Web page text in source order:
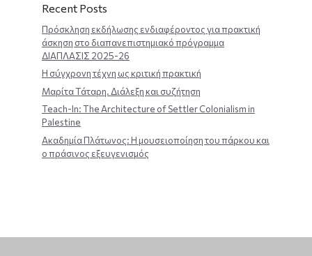
Recent Posts
Πρόσκληση εκδήλωσης ενδιαφέροντος για πρακτική
άσκηση στο διαπανεπιστημιακό πρόγραμμα
ΔΙΑΠΛΑΣΙΣ 2025-26
Η σύγχρονη τέχνη ως κριτική πρακτική
Μαρίτα Τάταρη. Διάλεξη και συζήτηση
Teach-In: The Architecture of Settler Colonialism in
Palestine
Ακαδημία Πλάτωνος: Η μουσειοποίηση του πάρκου και
ο πράσινος εξευγενισμός